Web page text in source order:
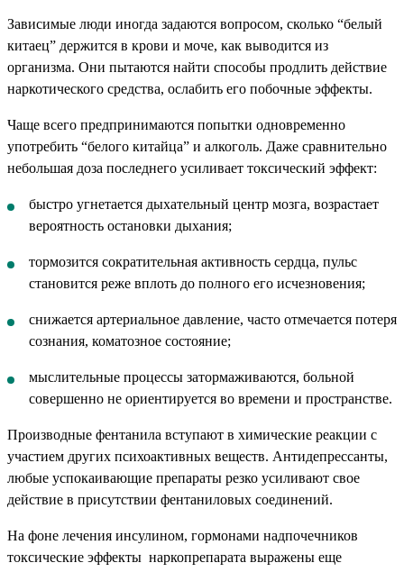
Зависимые люди иногда задаются вопросом, сколько “белый
китаец” держится в крови и моче, как выводится из
организма. Они пытаются найти способы продлить действие
наркотического средства, ослабить его побочные эффекты.
Чаще всего предпринимаются попытки одновременно
употребить “белого китайца” и алкоголь. Даже сравнительно
небольшая доза последнего усиливает токсический эффект:
быстро угнетается дыхательный центр мозга, возрастает
вероятность остановки дыхания;
тормозится сократительная активность сердца, пульс
становится реже вплоть до полного его исчезновения;
снижается артериальное давление, часто отмечается потеря
сознания, коматозное состояние;
мыслительные процессы затормаживаются, больной
совершенно не ориентируется во времени и пространстве.
Производные фентанила вступают в химические реакции с
участием других психоактивных веществ. Антидепрессанты,
любые успокаивающие препараты резко усиливают свое
действие в присутствии фентаниловых соединений.
На фоне лечения инсулином, гормонами надпочечников
токсические эффекты наркопрепарата выражены еще